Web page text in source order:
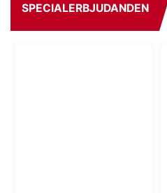
SPECIALERBJUDANDEN